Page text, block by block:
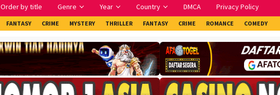
Order by title Genre Year Country DMCA Privacy Policy
FANTASY CRIME MYSTERY THRILLER FANTASY CRIME ROMANCE COMEDY